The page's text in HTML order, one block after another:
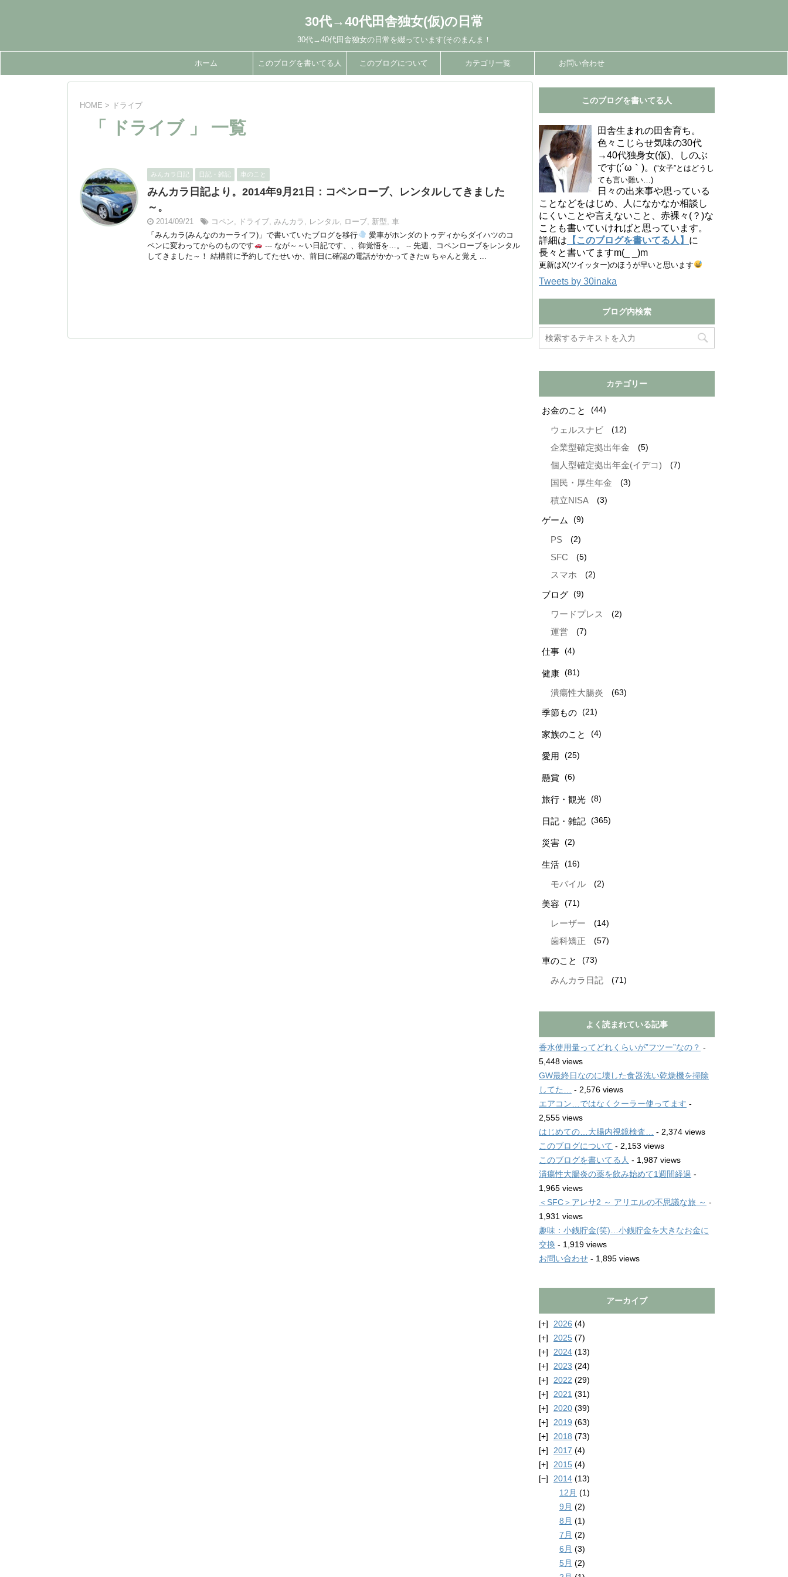
30代→40代田舎独女(仮)の日常
30代→40代田舎独女の日常を綴っています(そのまんま！
ホーム このブログを書いてる人 このブログについて カテゴリ一覧 お問い合わせ
HOME > ドライブ
「 ドライブ 」 一覧
みんカラ日記 日記・雑記 車のこと
みんカラ日記より。2014年9月21日：コペンローブ、レンタルしてきました
～。
2014/09/21 コペン, ドライブ, みんカラ , レンタル, ローブ, 新型, 車
「みんカラ(みんなのカーライフ)」で書いていたブログを移行
愛車がホンダのトゥディからダイハツのコ
ペンに変わってからのものです
--- なが～～い日記です、、御覚悟を…。 -- 先週、コペンローブをレンタル
してきました～！ 結構前に予約してたせいか、前日に確認の電話がかかってきたw ちゃんと覚え ...
このブログを書いてる人
田舎生まれの田舎育ち。
色々こじらせ気味の30代
→40代独身女(仮)、しのぶ
です(;´ω｀)。 (”女子”とはどうし
ても言い難い…)
日々の出来事や思っている
ことなどをはじめ、人になかなか相談し
にくいことや言えないこと、赤裸々(？)な
ことも書いていければと思っています。
詳細は 【このブログを書いてる人】 に
長々と書いてますm(_ _)m
更新はX(ツイッター)のほうが早いと思います
Tweets by 30inaka
ブログ内検索
カテゴリー
お金のこと (44)
ウェルスナビ (12)
企業型確定拠出年金 (5)
個人型確定拠出年金(イデコ) (7)
国民・厚生年金 (3)
積立NISA (3)
ゲーム (9)
PS (2)
SFC (5)
スマホ (2)
ブログ (9)
ワードプレス (2)
運営 (7)
仕事 (4)
健康 (81)
潰瘍性大腸炎 (63)
季節もの (21)
家族のこと (4)
愛用 (25)
懸賞 (6)
旅行・観光 (8)
日記・雑記 (365)
災害 (2)
生活 (16)
モバイル (2)
美容 (71)
レーザー (14)
歯科矯正 (57)
車のこと (73)
みんカラ日記 (71)
よく読まれている記事
香水使用量ってどれくらいが”フツー”なの？ -
5,448 views
GW最終日なのに壊した食器洗い乾燥機を掃除
してた…
- 2,576 views
エアコン…ではなくクーラー使ってます -
2,555 views
はじめての…大腸内視鏡検査…
- 2,374 views
このブログについて - 2,153 views
このブログを書いてる人 - 1,987 views
潰瘍性大腸炎の薬を飲み始めて1週間経過 -
1,965 views
＜SFC＞アレサ2 ～ アリエルの不思議な旅 ～ -
1,931 views
趣味：小銭貯金(笑)…小銭貯金を大きなお金に
交換 - 1,919 views
お問い合わせ - 1,895 views
アーカイブ
2026 (4)
2025 (7)
2024 (13)
2023 (24)
2022 (29)
2021 (31)
2020 (39)
2019 (63)
2018 (73)
2017 (4)
2015 (4)
2014 (13)
12月 (1)
9月 (2)
8月 (1)
7月 (2)
6月 (3)
5月 (2)